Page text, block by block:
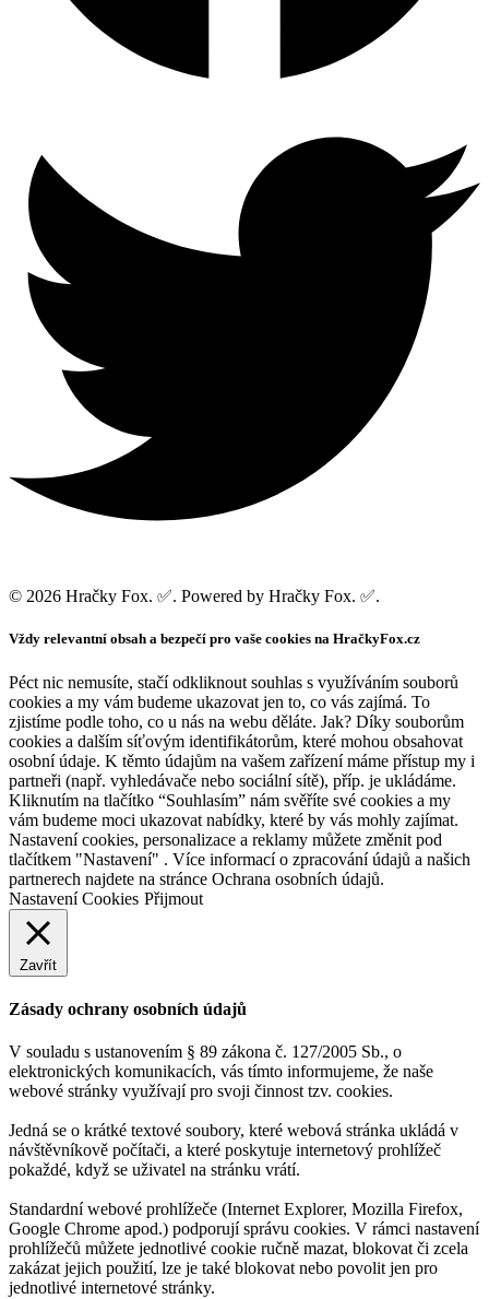
© 2026 Hračky Fox. ✅. Powered by Hračky Fox. ✅.
Vždy relevantní obsah a bezpečí pro vaše cookies na HračkyFox.cz
Péct nic nemusíte, stačí odkliknout souhlas s využíváním souborů
cookies a my vám budeme ukazovat jen to, co vás zajímá. To
zjistíme podle toho, co u nás na webu děláte. Jak? Díky souborům
cookies a dalším síťovým identifikátorům, které mohou obsahovat
osobní údaje. K těmto údajům na vašem zařízení máme přístup my i
partneři (např. vyhledávače nebo sociální sítě), příp. je ukládáme.
Kliknutím na tlačítko “Souhlasím” nám svěříte své cookies a my
vám budeme moci ukazovat nabídky, které by vás mohly zajímat.
Nastavení cookies, personalizace a reklamy můžete změnit pod
tlačítkem "Nastavení" . Více informací o zpracování údajů a našich
partnerech najdete na stránce Ochrana osobních údajů.
Nastavení Cookies Přijmout
Zavřít
Zásady ochrany osobních údajů
V souladu s ustanovením § 89 zákona č. 127/2005 Sb., o
elektronických komunikacích, vás tímto informujeme, že naše
webové stránky využívají pro svoji činnost tzv. cookies.
Jedná se o krátké textové soubory, které webová stránka ukládá v
návštěvníkově počítači, a které poskytuje internetový prohlížeč
pokaždé, když se uživatel na stránku vrátí.
Standardní webové prohlížeče (Internet Explorer, Mozilla Firefox,
Google Chrome apod.) podporují správu cookies. V rámci nastavení
prohlížečů můžete jednotlivé cookie ručně mazat, blokovat či zcela
zakázat jejich použití, lze je také blokovat nebo povolit jen pro
jednotlivé internetové stránky.